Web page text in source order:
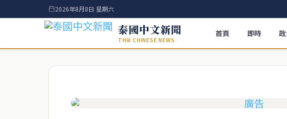
2026年8月8日 星期六
泰國中文新聞
THAI CHINESE NEWS
首頁 即時